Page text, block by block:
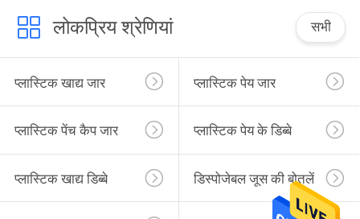
लोकप्रिय श्रेणियां सभी
प्लास्टिक खाद्य जार प्लास्टिक पेय जार
प्लास्टिक पेंच कैप जार प्लास्टिक पेय के डिब्बे
प्लास्टिक खाद्य डिब्बे डिस्पोजेबल जूस की बोतलें